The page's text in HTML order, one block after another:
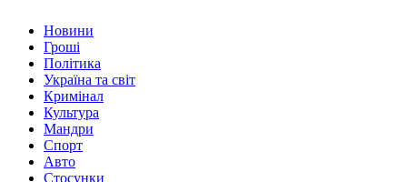
Новини
Гроші
Політика
Україна та світ
Кримінал
Культура
Мандри
Спорт
Авто
Стосунки